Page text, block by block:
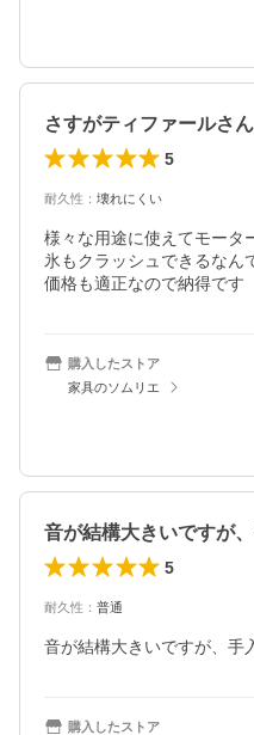
さすがティファールさん
5
耐久性 ： 壊れにくい
様々な用途に使えてモータ
氷もクラッシュできるなん
価格も適正なので納得です
購入したストア
家具のソムリエ
5
耐久性 ： 普通
音が結構大きいですが、手
購入したストア